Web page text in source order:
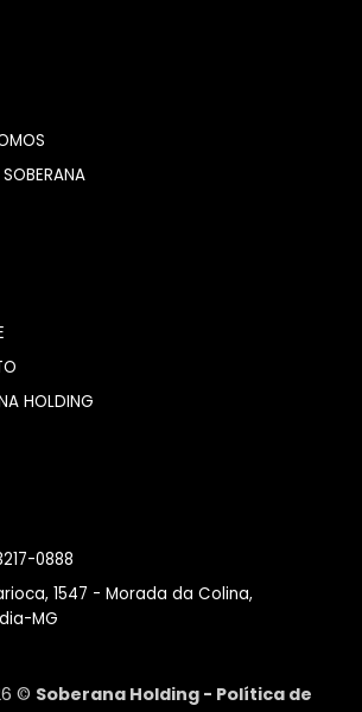
HOLDING
0888
1547 - Morada da Colina,
MG
© Soberana Holding - Política de